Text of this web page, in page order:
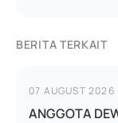
BERITA TERKAIT
07 AUGUST 2026
ANGGOTA